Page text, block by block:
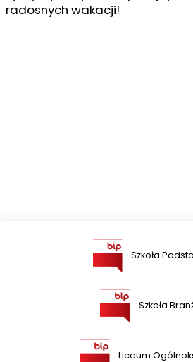
radosnych wakacji!
Szkoła
Szkoła
Liceum